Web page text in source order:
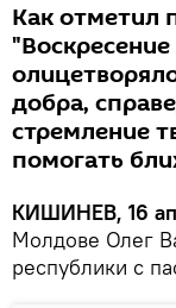
Как отметил
добра,
стремление
помогать
КИШИНЕВ, 16
Молдове Олег
республики с